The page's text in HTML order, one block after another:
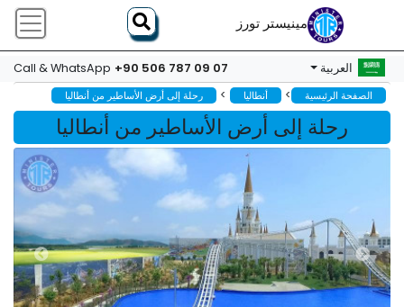
مينيستر تورز
العربية Call & WhatsApp +90 506 787 09 07
الصفحة الرئيسية > أنطاليا > رحلة إلى أرض الأساطير من أنطاليا
رحلة إلى أرض الأساطير من أنطاليا